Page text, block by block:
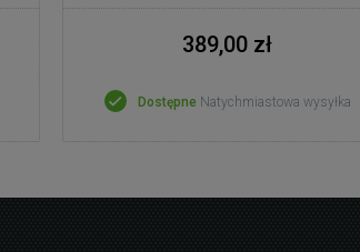
389,00 zł
Dostępne Natychmiastowa wysyłka